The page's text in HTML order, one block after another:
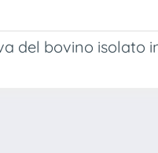
del bovino isolato